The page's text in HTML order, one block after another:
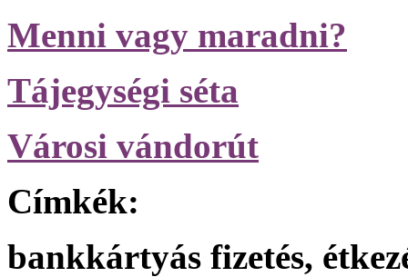
Menni vagy maradni?
Tájegységi séta
Városi vándorút
Címkék:
bankkártyás fizetés,